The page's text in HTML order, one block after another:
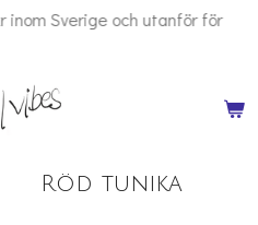
inom Sverige och utanför för
Röd tunika